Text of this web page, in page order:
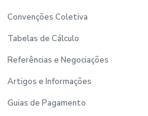
Convenções Coletiva
Tabelas de Cálculo
Referências e Negociações
Artigos e Informações
Guias de Pagamento